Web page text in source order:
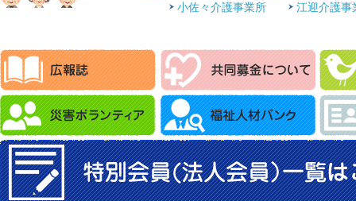
小佐々介護事業所
江迎介護事